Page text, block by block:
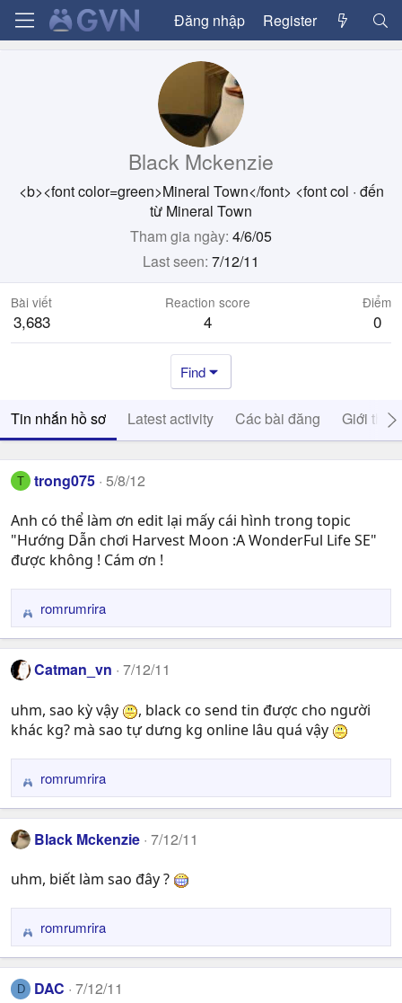
Đăng nhập Register
Black Mckenzie
<b><font color=green>Mineral Town</font> <font col · đến
từ Mineral Town
Tham gia ngày 4/6/05
Last seen 7/12/11
Bài viết
3,683
Reaction score
4
Điểm
0
Find
Tin nhắn hồ sơ Latest activity Các bài đăng Giới thiệu
T trong075 5/8/12
Anh có thể làm ơn edit lại mấy cái hình trong topic
"Hướng Dẫn chơi Harvest Moon :A WonderFul Life SE"
được không ! Cám ơn !
R
e
a
c
i
o
romrumrira
Catman_vn 7/12/11
uhm, sao kỳ vậy
, black co send tin được cho người
khác kg? mà sao tự dưng kg online lâu quá vậy
R
e
a
c
i
s
:
romrumrira
Black Mckenzie 7/12/11
uhm, biết làm sao đây ?
R
e
a
c
romrumrira
D DAC 7/12/11